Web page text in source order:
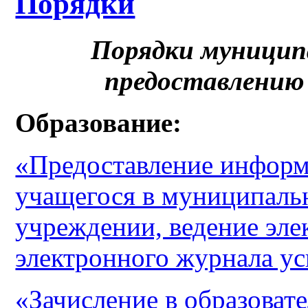
Порядки
Образование:
«Предоставление
учащегося в
учреждении, ведение
электронного журнала
«Зачисление в